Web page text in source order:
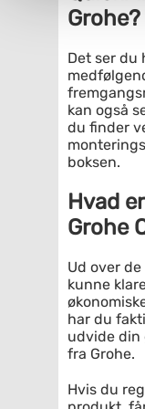
Grohe?
Det ser du
kan også
du finder
boksen.
Hvad
Grohe
Ud over
kunne
har du
udvide din
fra Grohe.
Hvis du